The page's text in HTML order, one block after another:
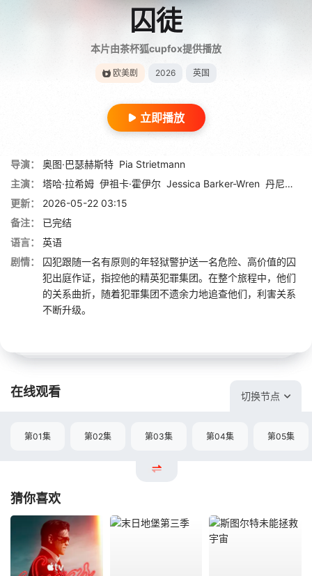
囚徒
本片由茶杯狐cupfox提供播放
欧美剧 2026 英国
立即播放
导演： 奥图·巴瑟赫斯特 Pia Strietmann
主演：
塔哈·拉希姆 伊祖卡·霍伊尔 Jessica Barker-Wren 丹尼尔·贝茨
更新：
2026-05-22 03:15
备注：
已完结
语言：
英语
剧情：
囚犯跟随一名有原则的年轻狱警护送一名危险、高价值的囚
犯出庭作证，指控他的精英犯罪集团。在整个旅程中，他们
的关系曲折，随着犯罪集团不遗余力地追查他们，利害关系
不断升级。
在线观看 切换节点
第01集 第02集 第03集 第04集 第05集
猜你喜欢